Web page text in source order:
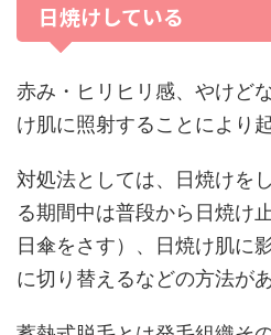
日焼けしている
赤み・ヒリヒリ感、やけど
け肌に照射することにより
対処法としては、日焼けを
る期間中は普段から日焼け
日傘をさす）、日焼け肌に
に切り替えるなどの方法が